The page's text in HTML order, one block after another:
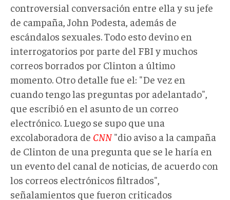
controversial conversación entre ella y su jefe
de campaña, John Podesta, además de
escándalos sexuales. Todo esto devino en
interrogatorios por parte del FBI y muchos
correos borrados por Clinton a último
momento. Otro detalle fue el: "De vez en
cuando tengo las preguntas por adelantado",
que escribió en el asunto de un correo
electrónico. Luego se supo que una
excolaboradora de CNN"dio aviso a la campaña
de Clinton de una pregunta que se le haría en
un evento del canal de noticias, de acuerdo con
los correos electrónicos filtrados",
señalamientos que fueron criticados